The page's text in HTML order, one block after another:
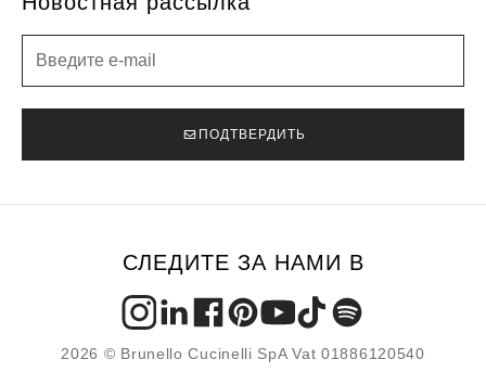
ПОДТВЕРДИТЬ
СЛЕДИТЕ ЗА НАМИ В
2026 © Brunello Cucinelli SpA Vat 01886120540